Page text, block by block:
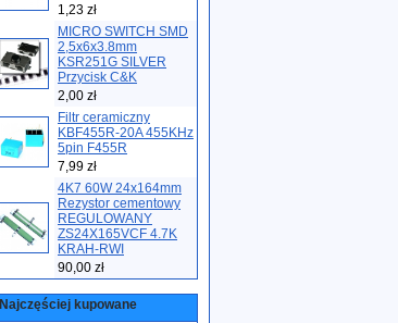
1,23 zł
MICRO SWITCH SMD
2,5x6x3.8mm
KSR251G SILVER
Przycisk C&K
2,00 zł
Filtr ceramiczny
KBF455R-20A 455KHz
5pin F455R
7,99 zł
4K7 60W 24x164mm
Rezystor cementowy
REGULOWANY
ZS24X165VCF 4.7K
KRAH-RWI
90,00 zł
Najczęściej kupowane